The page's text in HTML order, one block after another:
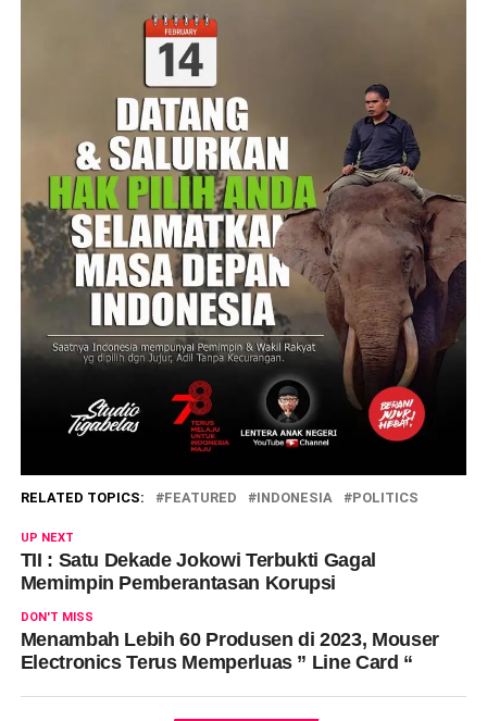
RELATED TOPICS: FEATURED INDONESIA POLITICS
UP NEXT
TII : Satu Dekade Jokowi Terbukti Gagal
Memimpin Pemberantasan Korupsi
DON'T MISS
Menambah Lebih 60 Produsen di 2023, Mouser
Electronics Terus Memperluas ” Line Card “